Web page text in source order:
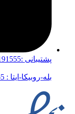
پشتیبانی :09033191555 واتس آپ
بله-روبیکا-ایتا : 09033191555